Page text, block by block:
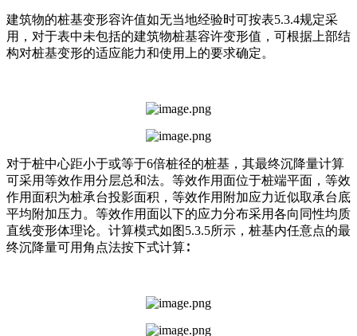
建筑物的桩基变形容许值如无当地经验时可按表5.3.4规定采
用，对于表中未包括的建筑物桩基容许变形值，可根据上部结
构对桩基变形的适应能力和使用上的要求确定。
对于桩中心距小于或等于6倍桩径的桩基，其最终沉降量计算
可采用等效作用分层总和法。等效作用面位于桩端平面，等效
作用面积为桩承台投影面积，等效作用附加应力近似取承台底
平均附加压力。等效作用面以下的应力分布采用各向同性均质
直线变形体理论。计算模式如图5.3.5所示，桩基内任意点的最
终沉降量可用角点法按下式计算∶